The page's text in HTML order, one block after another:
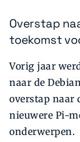
Overstap
toekomst
Vorig jaar
naar de
overstap naar
nieuwere Pi-
onderwerpen.